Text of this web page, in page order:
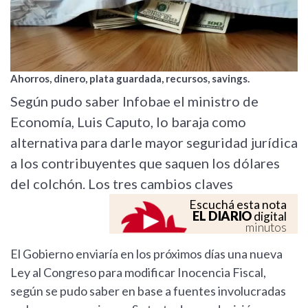
Ahorros, dinero, plata guardada, recursos, savings.
Según pudo saber Infobae el ministro de
Economía, Luis Caputo, lo baraja como
alternativa para darle mayor seguridad jurídica
a los contribuyentes que saquen los dólares
del colchón. Los tres cambios claves
Escuchá esta nota
EL DIARIOdigital
minutos
El Gobierno enviaría en los próximos días una nueva
Ley al Congreso para modificar Inocencia Fiscal,
según se pudo saber en base a fuentes involucradas